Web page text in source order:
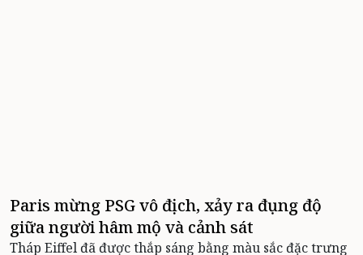
Paris mừng PSG vô địch, xảy ra đụng độ
giữa người hâm mộ và cảnh sát
Tháp Eiffel đã được thắp sáng bằng màu sắc đặc trưng